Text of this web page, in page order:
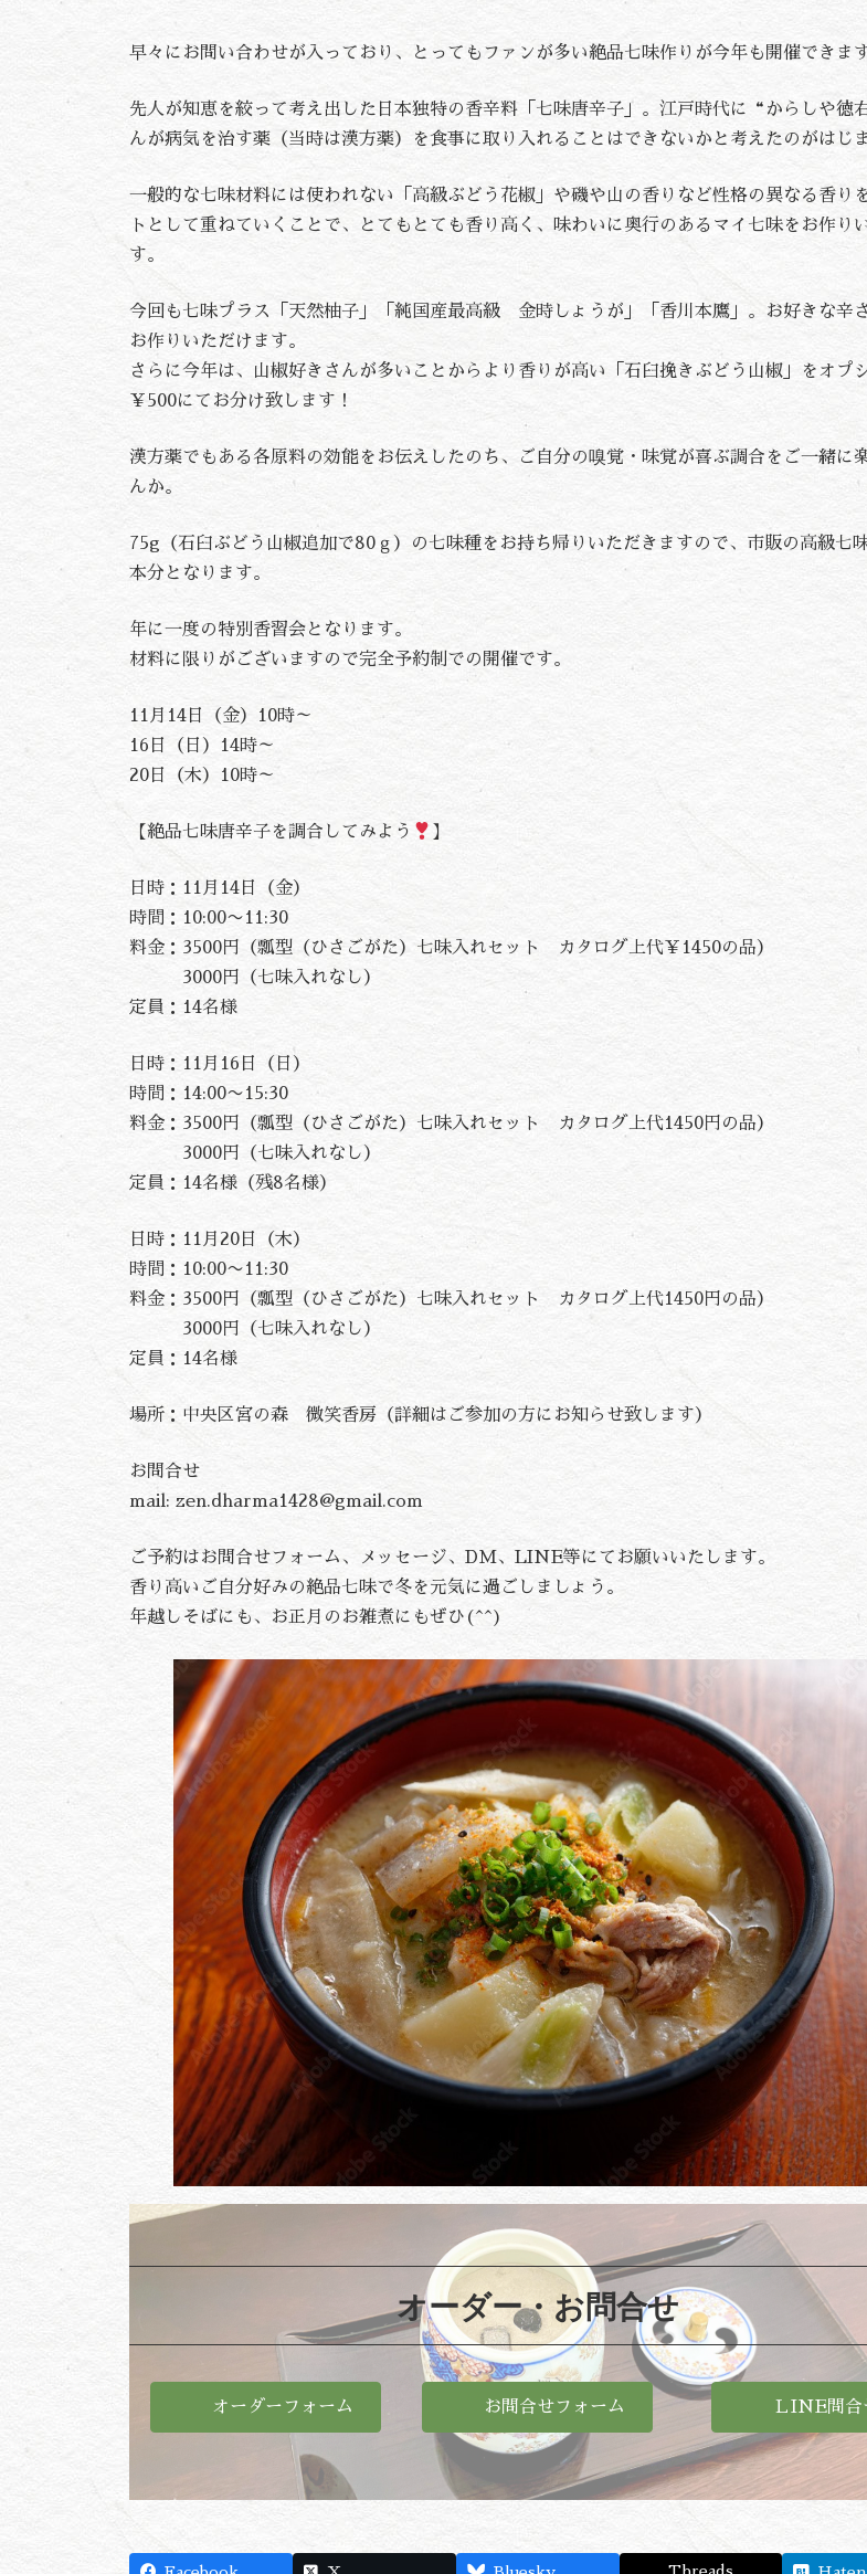
早々にお問い合わせが入っており、とってもファンが多い絶品七味作りが今年も開催できま
先人が知恵を絞って考え出した日本独特の香辛料「七味唐辛子」。江戸時代に“からしや徳
んが病気を治す薬（当時は漢方薬）を食事に取り入れることはできないかと考えたのがはじ
一般的な七味材料には使われない「高級ぶどう花椒」や磯や山の香りなど性格の異なる香り
トとして重ねていくことで、とてもとても香り高く、味わいに奥行のあるマイ七味をお作り
す。
今回も七味プラス「天然柚子」「純国産最高級 金時しょうが」「香川本鷹」。お好きな辛
お作りいただけます。
さらに今年は、山椒好きさんが多いことからより香りが高い「石臼挽きぶどう山椒」をオプ
￥500にてお分け致します！
漢方薬でもある各原料の効能をお伝えしたのち、ご自分の嗅覚・味覚が喜ぶ調合をご一緒に
んか。
75g（石臼ぶどう山椒追加で80ｇ）の七味種をお持ち帰りいただきますので、市販の高級七
本分となります。
年に一度の特別香習会となります。
材料に限りがございますので完全予約制での開催です。
11月14日（金）10時～
16日（日）14時～
20日（木）10時～
【絶品七味唐辛子を調合してみよう 】
日時：11月14日（金）
時間：10:00〜11:30
料金：3500円（瓢型（ひさごがた）七味入れセット カタログ上代￥1450の品）
3000円（七味入れなし）
定員：14名様
日時：11月16日（日）
時間：14:00〜15:30
料金：3500円（瓢型（ひさごがた）七味入れセット カタログ上代1450円の品）
3000円（七味入れなし）
定員：14名様（残8名様）
日時：11月20日（木）
時間：10:00〜11:30
料金：3500円（瓢型（ひさごがた）七味入れセット カタログ上代1450円の品）
3000円（七味入れなし）
定員：14名様
場所：中央区宮の森 微笑香房（詳細はご参加の方にお知らせ致します）
お問合せ
mail: zen.dharma1428@gmail.com
ご予約はお問合せフォーム、メッセージ、DM、LINE等にてお願いいたします。
香り高いご自分好みの絶品七味で冬を元気に過ごしましょう。
年越しそばにも、お正月のお雑煮にもぜひ(^^)
オーダー・お問合せ
オーダーフォーム お問合せフォーム ＬINE問合
Threads